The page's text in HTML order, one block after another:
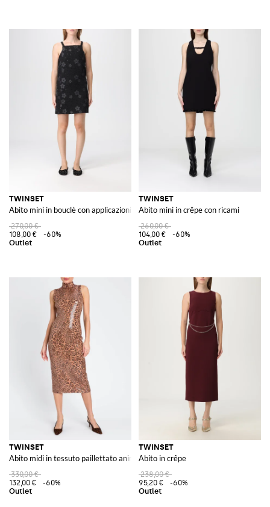
TWINSET
Abito mini in bouclè con applicazioni
270,00 €
108,00 €
-60%
TWINSET
Abito mini in crêpe con ricami
260,00 €
104,00 €
-60%
TWINSET
Abito midi in tessuto paillettato animalier
330,00 €
132,00 €
-60%
TWINSET
Abito in crêpe
238,00 €
95,20 €
-60%